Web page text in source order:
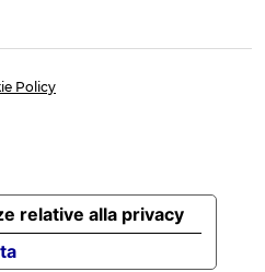
Policy
relative alla privacy